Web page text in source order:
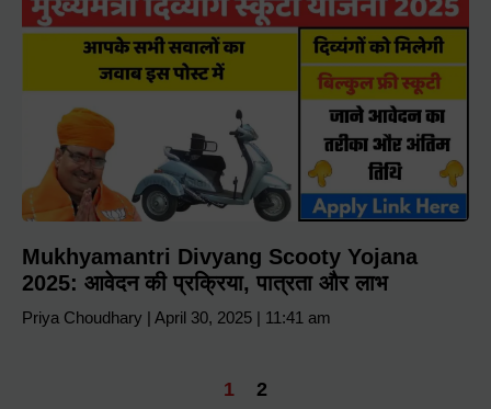
Mukhyamantri Divyang Scooty Yojana
2025: आवेदन की प्रक्रिया, पात्रता और लाभ
Priya Choudhary April 30, 2025 11:41 am
1 2